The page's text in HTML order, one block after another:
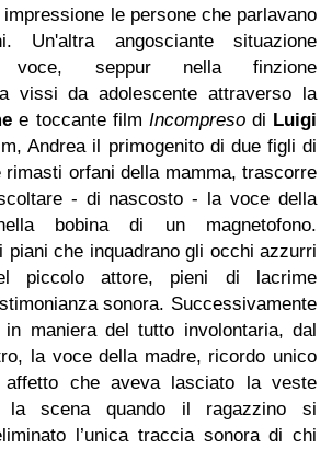
le persone che parlavano
Un'altra angosciante situazione
voce, seppur nella finzione
vissi da adolescente attraverso la
e toccante film Incompresodi Luigi
Andrea il primogenito di due figli di
rimasti orfani della mamma, trascorre
- di nascosto - la voce della
bobina di un magnetofono.
piani che inquadrano gli occhi azzurri
piccolo attore, pieni di lacrime
sonora. Successivamente
in maniera del tutto involontaria, dal
la voce della madre, ricordo unico
che aveva lasciato la veste
la scena quando il ragazzino si
l’unica traccia sonora di chi